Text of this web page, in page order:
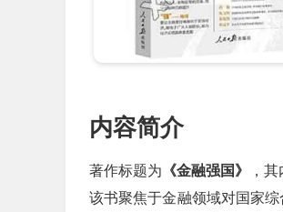
内容简介
著作标题为 《金融强国》
，
该书聚焦于金融领域对国家